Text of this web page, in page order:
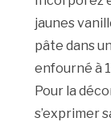
jaunes
pâte dans
enfourné à
Pour la
s’exprimer